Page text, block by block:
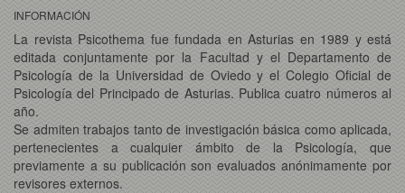
INFORMACIÓN
La revista Psicothema fue fundada en Asturias en 1989 y está
editada conjuntamente por la Facultad y el Departamento de
Psicología de la Universidad de Oviedo y el Colegio Oficial de
Psicología del Principado de Asturias. Publica cuatro números al
año.
Se admiten trabajos tanto de investigación básica como aplicada,
pertenecientes a cualquier ámbito de la Psicología, que
previamente a su publicación son evaluados anónimamente por
revisores externos.